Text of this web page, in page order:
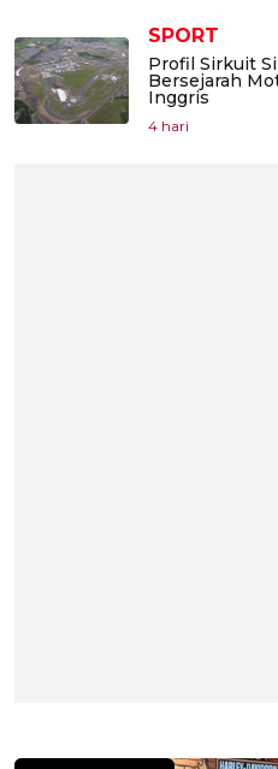
SPORT
Profil Sirkuit
Bersejarah
Inggris
4 hari